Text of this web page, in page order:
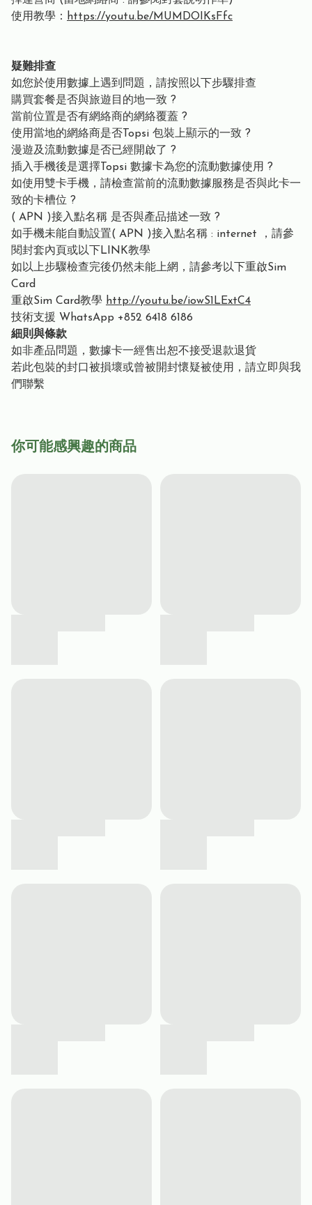
使用教學：
https://youtu.be/MUMDOIKsFfc
疑難排查
如您於使用數據上遇到問題，請按照以下步驟排查
購買套餐是否與旅遊目的地一致 ?
當前位置是否有網絡商的網絡覆蓋 ?
使用當地的網絡商是否Topsi 包裝上顯示的一致 ?
漫遊及流動數據是否已經開啟了 ?
插入手機後是選擇Topsi 數據卡為您的流動數據使用 ?
如使用雙卡手機，請檢查當前的流動數據服務是否與此卡一
致的卡槽位 ?
( APN )接入點名稱 是否與產品描述一致 ?
如手機未能自動設置( APN )接入點名稱 : internet ，請參
閱封套內頁或以下LINK教學
如以上步驟檢查完後仍然未能上網，請參考以下重啟Sim
Card
重啟Sim Card教學 http://youtu.be/iowS1LExtC4
技術支援 WhatsApp +852 6418 6186
細則與條款
如非產品問題，數據卡一經售出恕不接受退款退貨
若此包裝的封口被損壞或曾被開封懷疑被使用，請立即與我
們聯繫
你可能感興趣的商品